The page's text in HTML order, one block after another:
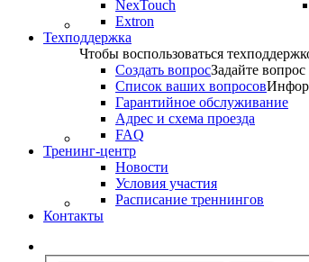
NexTouch
Extron
Техподдержка
Чтобы воспользоваться
Создать вопросЗадайте
Список ваших вопросов
Гарантийное обслуживание
Адрес и схема проезда
FAQ
Тренинг-центр
Новости
Условия участия
Расписание треннингов
Контакты